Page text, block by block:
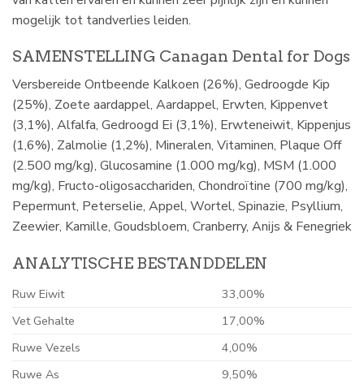
mogelijk tot tandverlies leiden.
SAMENSTELLING Canagan Dental for Dogs
Versbereide Ontbeende Kalkoen (26%), Gedroogde Kip
(25%), Zoete aardappel, Aardappel, Erwten, Kippenvet
(3,1%), Alfalfa, Gedroogd Ei (3,1%), Erwteneiwit, Kippenjus
(1,6%), Zalmolie (1,2%), Mineralen, Vitaminen, Plaque Off
(2.500 mg/kg), Glucosamine (1.000 mg/kg), MSM (1.000
mg/kg), Fructo-oligosacchariden, Chondroïtine (700 mg/kg),
Pepermunt, Peterselie, Appel, Wortel, Spinazie, Psyllium,
Zeewier, Kamille, Goudsbloem, Cranberry, Anijs & Fenegriek
ANALYTISCHE BESTANDDELEN
Ruw Eiwit
33,00%
Vet Gehalte
17,00%
Ruwe Vezels
4,00%
Ruwe As
9,50%